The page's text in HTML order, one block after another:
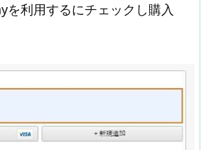
を利用するにチェックし購入